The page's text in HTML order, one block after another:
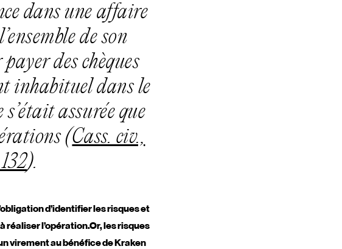
dans une affaire
de son
des chèques
inhabituel dans le
assurée que
(Cass. civ.,
).
d’identifier les risques et
réaliser l’opération.Or, les risques
virement au bénéfice de Kraken